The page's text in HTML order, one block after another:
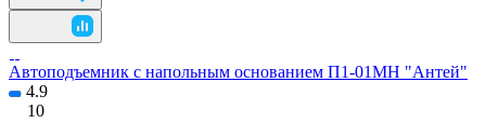
Автоподъемник с напольным основанием П1-01МН "Антей"
4.9
10